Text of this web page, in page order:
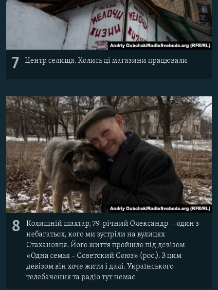
7 Центр селища. Колись ці магазини працювали
8
Колишній шахтар, 79-річний Олександр – один з
небагатьох, кого ми зустріли на вулицях
Стахановця. Його життя пройшло під девізом
«Одна семья – Советский Союз» (рос.). З цим
девізом він хоче жити і далі. Українського
телебачення та радіо тут немає